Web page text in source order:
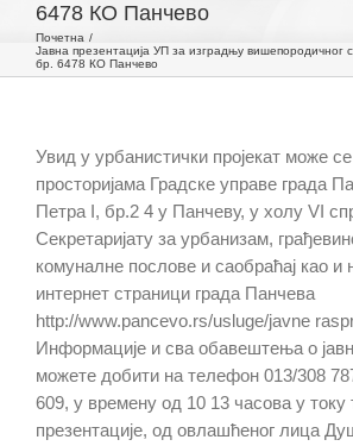
6478 КО Панчево
Почетна
Јавна презентација УП за изградњу вишепородичног
бр. 6478 КО Панчево
Увид у урбанистички пројекат може
просторијама Градске управе града
Петра I, бр.2 4 у Панчеву, у холу VI
Секретаријату за урбанизам,
комуналне послове и саобраћај као и
интернет страници града Панчева
http://www.pancevo.rs/usluge/javne
Информације и сва обавештења о
можете добити на телефон 013/308
609, у времену од 10 13 часова у току
презентације, од овлашћеног лица